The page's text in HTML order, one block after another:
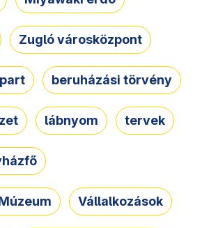
Zugló városközpont
beruházási törvény
lábnyom tervek
Vállalkozások